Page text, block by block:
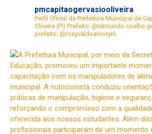
pmcapitaogervasiooliveira
Perfil Oficial da Prefeitura Municipal de
Oliveira (PI) Prefeito:
prefeito: @rosyvaldoamorym